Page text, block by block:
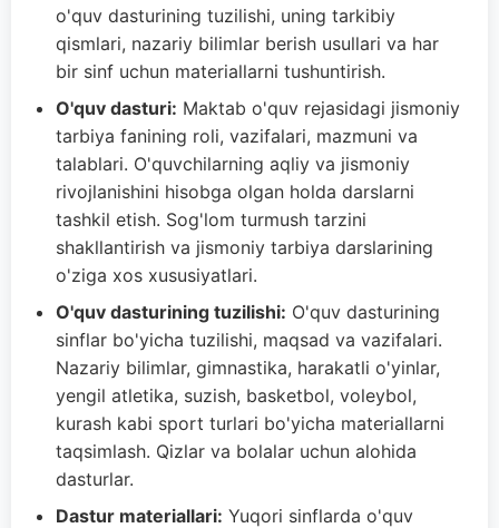
o'quv dasturining tuzilishi, uning tarkibiy
qismlari, nazariy bilimlar berish usullari va har
bir sinf uchun materiallarni tushuntirish.
O'quv dasturi: Maktab o'quv rejasidagi jismoniy
tarbiya fanining roli, vazifalari, mazmuni va
talablari. O'quvchilarning aqliy va jismoniy
rivojlanishini hisobga olgan holda darslarni
tashkil etish. Sog'lom turmush tarzini
shakllantirish va jismoniy tarbiya darslarining
o'ziga xos xususiyatlari.
O'quv dasturining tuzilishi: O'quv dasturining
sinflar bo'yicha tuzilishi, maqsad va vazifalari.
Nazariy bilimlar, gimnastika, harakatli o'yinlar,
yengil atletika, suzish, basketbol, voleybol,
kurash kabi sport turlari bo'yicha materiallarni
taqsimlash. Qizlar va bolalar uchun alohida
dasturlar.
Dastur materiallari: Yuqori sinflarda o'quv